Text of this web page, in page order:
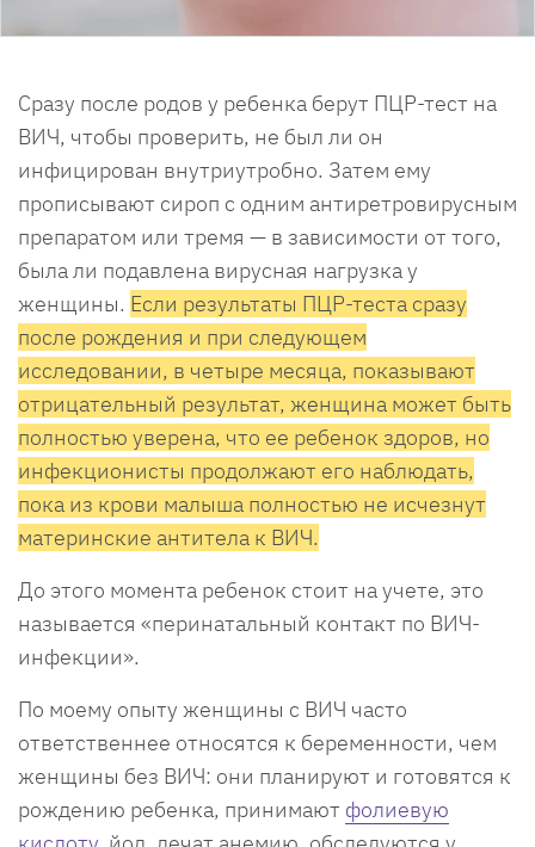
Сразу после родов у ребенка берут ПЦР-тест на
ВИЧ, чтобы проверить, не был ли он
инфицирован внутриутробно. Затем ему
прописывают сироп с одним антиретровирусным
препаратом или тремя — в зависимости от того,
была ли подавлена вирусная нагрузка у
женщины. Если результаты ПЦР-теста сразу
после рождения и при следующем
исследовании, в четыре месяца, показывают
отрицательный результат, женщина может быть
полностью уверена, что ее ребенок здоров, но
инфекционисты продолжают его наблюдать,
пока из крови малыша полностью не исчезнут
материнские антитела к ВИЧ.
До этого момента ребенок стоит на учете, это
называется «перинатальный контакт по ВИЧ-
инфекции».
По моему опыту женщины с ВИЧ часто
ответственнее относятся к беременности, чем
женщины без ВИЧ: они планируют и готовятся к
рождению ребенка, принимают фолиевую